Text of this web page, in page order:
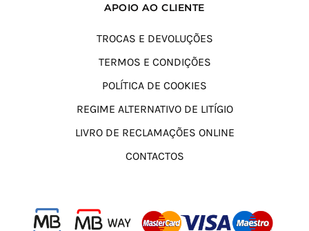
APOIO AO CLIENTE
TROCAS E DEVOLUÇÕES
TERMOS E CONDIÇÕES
POLÍTICA DE COOKIES
REGIME ALTERNATIVO DE LITÍGIO
LIVRO DE RECLAMAÇÕES ONLINE
CONTACTOS